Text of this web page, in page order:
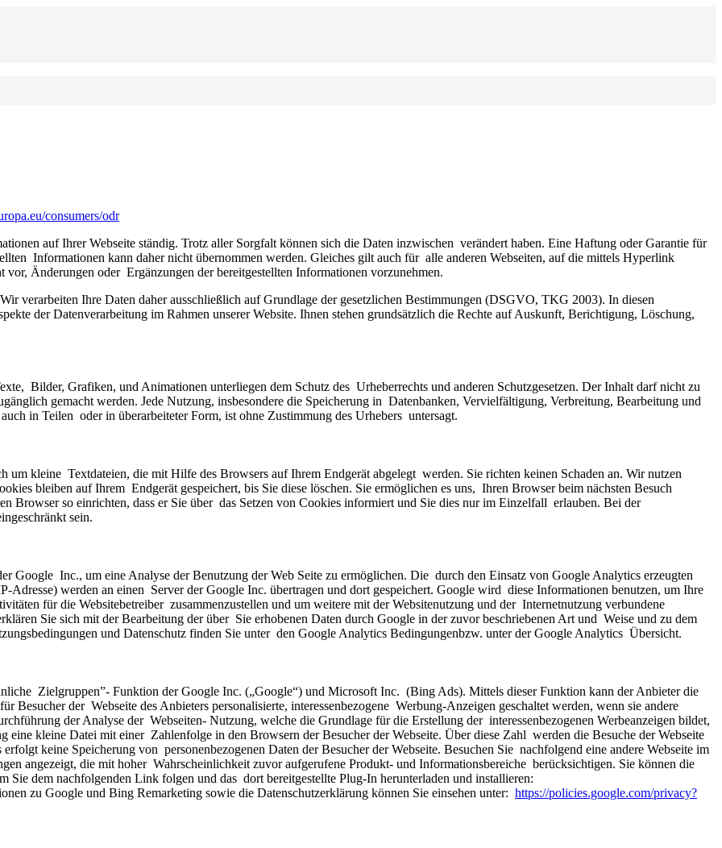
consumers/odr
auf Ihrer Webseite ständig. Trotz aller Sorgfalt können sich die Daten inzwischen  verändert haben. Eine Haftung oder Garantie für
Informationen kann daher nicht übernommen werden. Gleiches gilt auch für  alle anderen Webseiten, auf die mittels Hyperlink
Änderungen oder  Ergänzungen der bereitgestellten Informationen vorzunehmen.
verarbeiten Ihre Daten daher ausschließlich auf Grundlage der gesetzlichen Bestimmungen (DSGVO, TKG 2003). In diesen
der Datenverarbeitung im Rahmen unserer Website. Ihnen stehen grundsätzlich die Rechte auf Auskunft, Berichtigung, Löschung,
Bilder, Grafiken, und Animationen unterliegen dem Schutz des  Urheberrechts und anderen Schutzgesetzen. Der Inhalt darf nicht zu
gemacht werden. Jede Nutzung, insbesondere die Speicherung in  Datenbanken, Vervielfältigung, Verbreitung, Bearbeitung und
in Teilen  oder in überarbeiteter Form, ist ohne Zustimmung des Urhebers  untersagt.
um kleine  Textdateien, die mit Hilfe des Browsers auf Ihrem Endgerät abgelegt  werden. Sie richten keinen Schaden an. Wir nutzen
bleiben auf Ihrem  Endgerät gespeichert, bis Sie diese löschen. Sie ermöglichen es uns,  Ihren Browser beim nächsten Besuch
Browser so einrichten, dass er Sie über  das Setzen von Cookies informiert und Sie dies nur im Einzelfall  erlauben. Bei der
sein.
Google  Inc., um eine Analyse der Benutzung der Web Seite zu ermöglichen. Die  durch den Einsatz von Google Analytics erzeugten
werden an einen  Server der Google Inc. übertragen und dort gespeichert. Google wird  diese Informationen benutzen, um Ihre
für die Websitebetreiber  zusammenzustellen und um weitere mit der Websitenutzung und der  Internetnutzung verbundene
Sie sich mit der Bearbeitung der über  Sie erhobenen Daten durch Google in der zuvor beschriebenen Art und  Weise und zu dem
und Datenschutz finden Sie unter  den Google Analytics Bedingungenbzw. unter der Google Analytics  Übersicht.
Zielgruppen”- Funktion der Google Inc. („Google“) und Microsoft Inc.  (Bing Ads). Mittels dieser Funktion kann der Anbieter die
Besucher der  Webseite des Anbieters personalisierte, interessenbezogene  Werbung-Anzeigen geschaltet werden, wenn sie andere
der Analyse der  Webseiten- Nutzung, welche die Grundlage für die Erstellung der  interessenbezogenen Werbeanzeigen bildet,
kleine Datei mit einer  Zahlenfolge in den Browsern der Besucher der Webseite. Über diese Zahl  werden die Besuche der Webseite
keine Speicherung von  personenbezogenen Daten der Besucher der Webseite. Besuchen Sie  nachfolgend eine andere Webseite im
angezeigt, die mit hoher  Wahrscheinlichkeit zuvor aufgerufene Produkt- und Informationsbereiche  berücksichtigen. Sie können die
zu Google und Bing Remarketing sowie die Datenschutzerklärung können Sie einsehen unter: https://policies.google.com/privacy?